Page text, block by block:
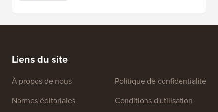
Liens du site
À propos de nous
Normes éditoriales
Politique de confidentialité
Conditions d'utilisation